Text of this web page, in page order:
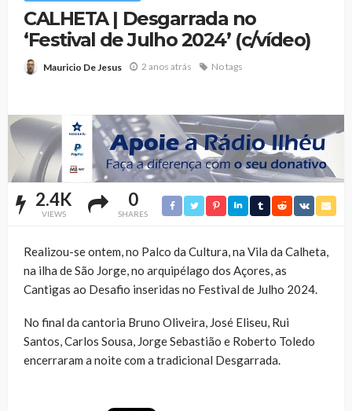
CALHETA | Desgarrada no
‘Festival de Julho 2024’ (c/vídeo)
Mauricio De Jesus 2 anos atrás No tags
2.4K
VIEWS
0
SHARES
Realizou-se ontem, no Palco da Cultura, na Vila da Calheta,
na ilha de São Jorge, no arquipélago dos Açores, as
Cantigas ao Desafio inseridas no Festival de Julho 2024.
No final da cantoria Bruno Oliveira, José Eliseu, Rui
Santos, Carlos Sousa, Jorge Sebastião e Roberto Toledo
encerraram a noite com a tradicional Desgarrada.